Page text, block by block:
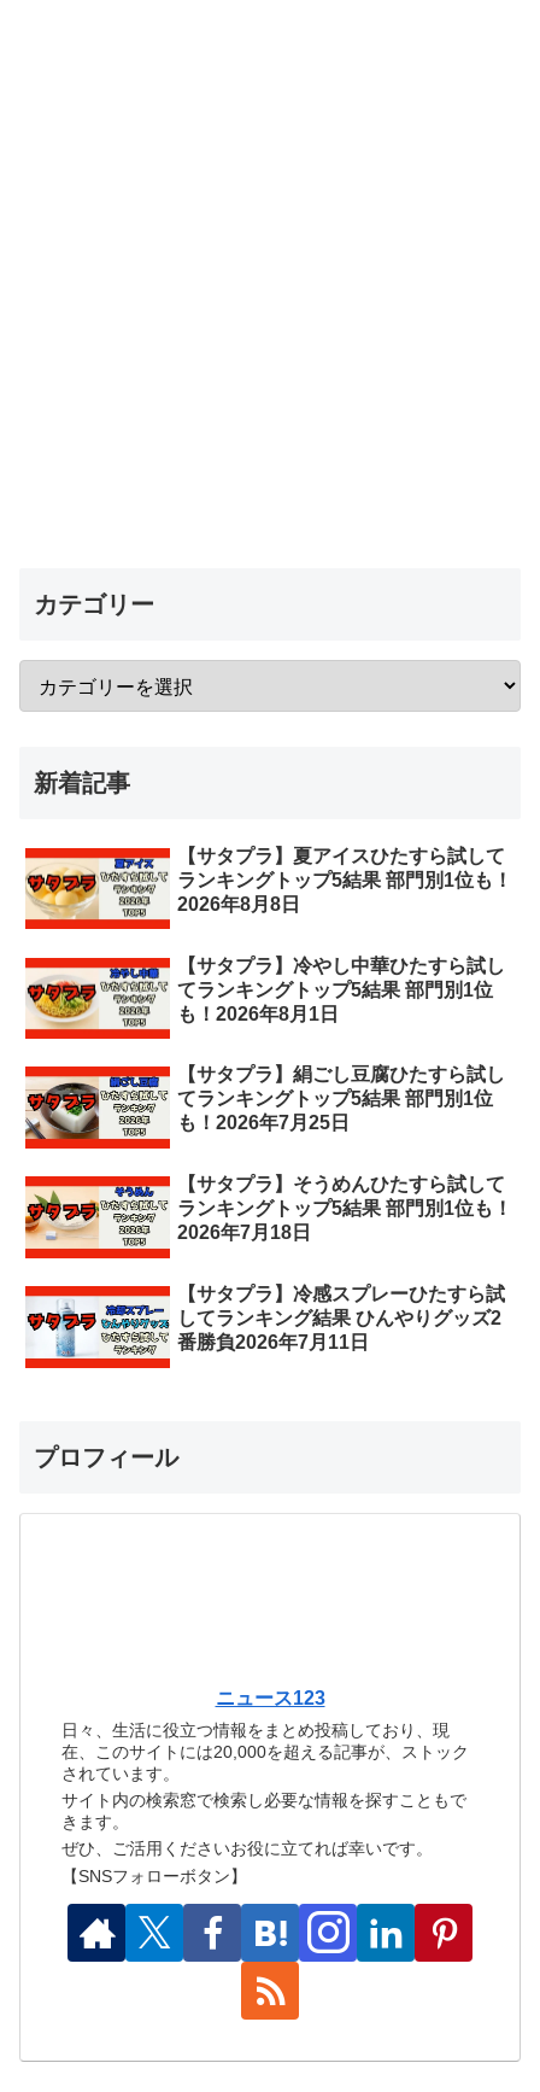
カテゴリー
新着記事
【サタプラ】夏アイスひたすら試して
ランキングトップ5結果 部門別1位も！
2026年8月8日
【サタプラ】冷やし中華ひたすら試し
てランキングトップ5結果 部門別1位
も！2026年8月1日
【サタプラ】絹ごし豆腐ひたすら試し
てランキングトップ5結果 部門別1位
も！2026年7月25日
【サタプラ】そうめんひたすら試して
ランキングトップ5結果 部門別1位も！
2026年7月18日
【サタプラ】冷感スプレーひたすら試
してランキング結果 ひんやりグッズ2
番勝負2026年7月11日
プロフィール
ニュース123
日々、生活に役立つ情報をまとめ投稿しており、現
在、このサイトには20,000を超える記事が、ストック
されています。
サイト内の検索窓で検索し必要な情報を探すこともで
きます。
ぜひ、ご活用くださいお役に立てれば幸いです。
【SNSフォローボタン】